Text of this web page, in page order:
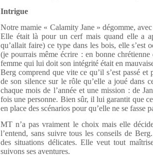
Intrigue
Notre mamie « Calamity Jane » dégomme,
Elle était là pour un cerf mais quand elle a
qu’allait faire) ce type dans les bois, elle s’est
(je pourrais même écrire : en bonne
femme qui lui doit son intégrité était en
Berg comprend que vite ce qu’il s’est passé
de son silence sur le rôle qu’elle a joué dans
chaque mois de l’année et une mission : de
fois une personne. Bien sûr, il lui garantit que
en place des scénarios pour qu’elle ne se fasse
MT n’a pas vraiment le choix mais elle
l’entend, sans suivre tous les conseils de
des situations délicates. Elle veut tout
suivons ses aventures.